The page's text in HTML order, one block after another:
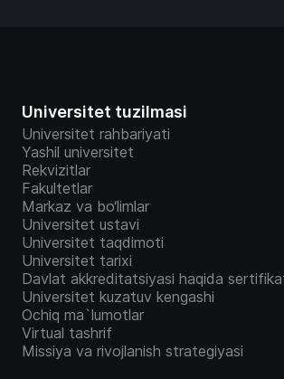
Universitet tuzilmasi
Universitet rahbariyati
Yashil universitet
Rekvizitlar
Fakultetlar
Markaz va bo‘limlar
Universitet ustavi
Universitet taqdimoti
Universitet tarixi
Davlat akkreditatsiyasi haqida
Universitet kuzatuv kengashi
Ochiq ma`lumotlar
Virtual tashrif
Missiya va rivojlanish strategiyasi